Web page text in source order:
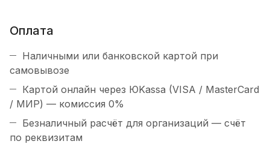
Оплата
Наличными или банковской картой при
самовывозе
Картой онлайн через ЮKassa (VISA / MasterCard
/ МИР) — комиссия 0%
Безналичный расчёт для организаций — счёт
по реквизитам